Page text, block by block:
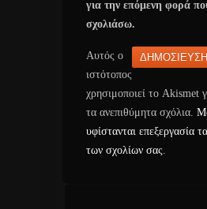
για την επόμενη φορά
σχολιάσω.
Αυτός ο
ιστότοπος
χρησιμοποιεί το Akismet
τα ανεπιθύμητα σχόλια.
υφίστανται επεξεργασία
των σχολίων σας.